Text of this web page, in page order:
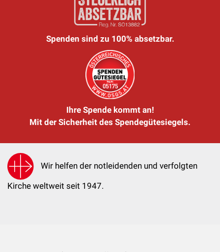
Spenden sind zu 100% absetzbar.
Ihre Spende kommt an!
Mit der Sicherheit des Spendegütesiegels.
Wir helfen der notleidenden und verfolgten
Kirche weltweit seit 1947.